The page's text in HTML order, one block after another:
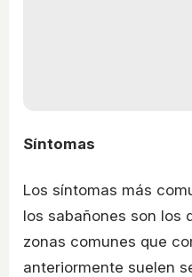
Síntomas
Los síntomas más
los sabañones son los
zonas comunes que
anteriormente suelen